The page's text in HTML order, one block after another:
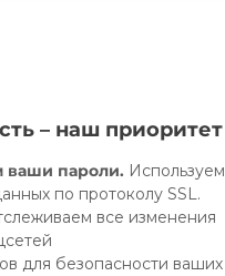
– наш приоритет
ваши пароли. Используем
по протоколу SSL.
все изменения
для безопасности ваших